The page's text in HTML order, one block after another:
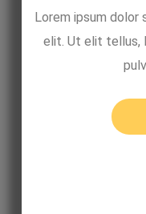
Lorem ipsum
elit. Ut elit tellus,